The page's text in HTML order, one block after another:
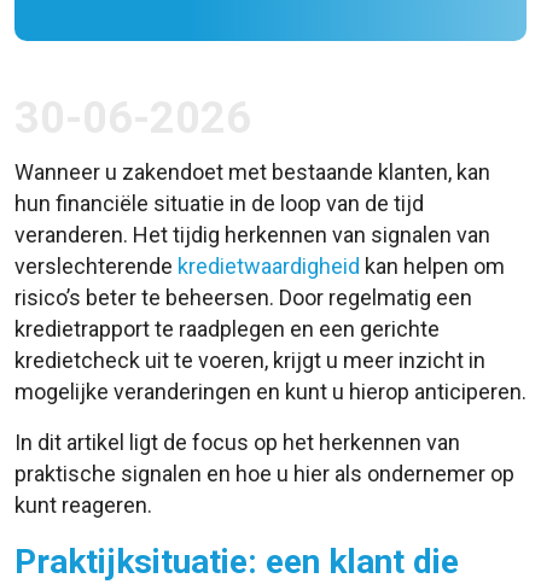
Wanneer u zakendoet met bestaande klanten, kan
hun financiële situatie in de loop van de tijd
veranderen. Het tijdig herkennen van signalen van
verslechterende kredietwaardigheid kan helpen om
risico’s beter te beheersen. Door regelmatig een
kredietrapport te raadplegen en een gerichte
kredietcheck uit te voeren, krijgt u meer inzicht in
mogelijke veranderingen en kunt u hierop anticiperen.
In dit artikel ligt de focus op het herkennen van
praktische signalen en hoe u hier als ondernemer op
kunt reageren.
Praktijksituatie: een klant die